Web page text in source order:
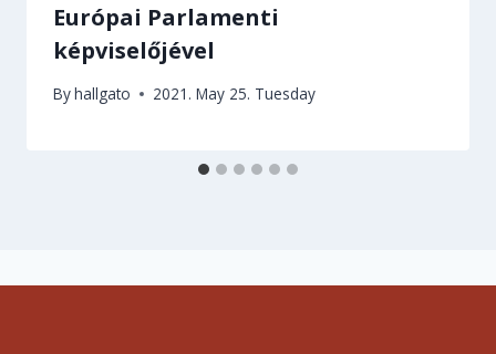
Európai Parlamenti
képviselőjével
Byhallgato 2021. May 25. Tuesday